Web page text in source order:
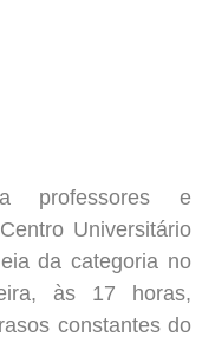
professores e
Universitário
da categoria no
às 17 horas,
constantes do